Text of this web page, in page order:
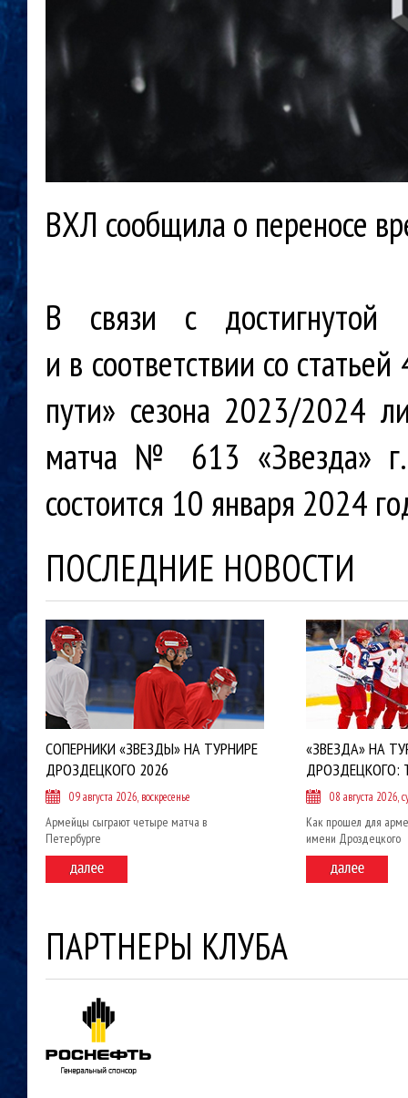
ВХЛ сообщила о переносе
В связи с достигнутой
и в соответствии со
пути» сезона 2023/2024
матча № 613 «Звезда» г.
состоится 10 января 2024
ПОСЛЕДНИЕ НОВОСТИ
СОПЕРНИКИ «ЗВЕЗДЫ» НА ТУРНИРЕ
ДРОЗДЕЦКОГО 2026
09 августа 2026, воскресенье
Армейцы сыграют четыре матча в
Петербурге
«ЗВЕЗДА» НА
ДРОЗДЕЦКОГО:
08 августа 2026,
Как прошел для
имени Дроздецкого
ПАРТНЕРЫ КЛУБА